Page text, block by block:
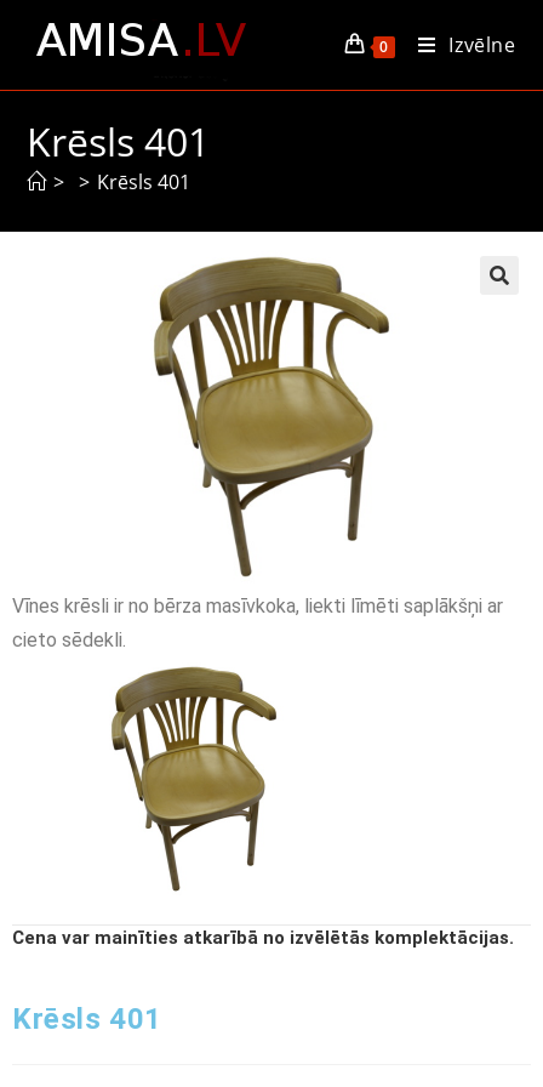
0 Izvēlne
Krēsls 401
> > Krēsls 401
Vīnes krēsli ir no bērza masīvkoka, liekti līmēti saplākšņi ar
cieto sēdekli.
Cena var mainīties atkarībā no izvēlētās komplektācijas.
Krēsls 401